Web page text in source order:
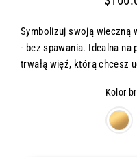
Symbolizuj swoją wieczną
- bez spawania. Idealna
trwałą więź, którą chcesz
Kolor